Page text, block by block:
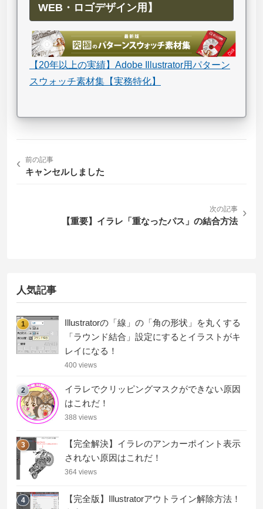
WEB・ロゴデザイン用】
【20年以上の実績】Adobe Illustrator用パターン
スウォッチ素材集【実務特化】
‹ 前の記事
キャンセルしました
次の記事
【重要】イラレ「重なったパス」の結合方法
›
人気記事
1
Illustratorの「線」の「角の形状」を丸くする
「ラウンド結合」設定にするとイラストがキ
レイになる！
400 views
2
イラレでクリッピングマスクができない原因
はこれだ！
388 views
3
【完全解決】イラレのアンカーポイント表示
されない原因はこれだ！
364 views
4
【完全版】Illustratorアウトライン解除方法！